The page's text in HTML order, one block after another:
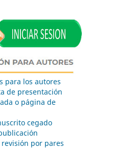
para los autores
de presentación
o página de
cegado
por pares